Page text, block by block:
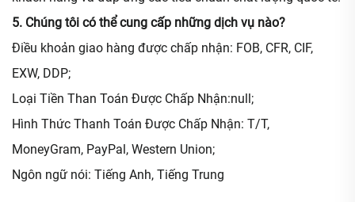
5. Chúng tôi có thể cung cấp những dịch vụ nào?
Điều khoản giao hàng được chấp nhận: FOB, CFR, CIF,
EXW, DDP;
Loại Tiền Than Toán Được Chấp Nhận:null;
Hình Thức Thanh Toán Được Chấp Nhận: T/T,
MoneyGram, PayPal, Western Union;
Ngôn ngữ nói: Tiếng Anh, Tiếng Trung